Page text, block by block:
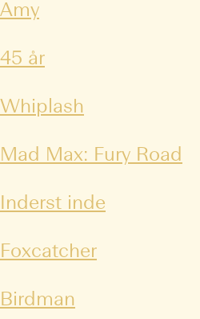
Amy
45 år
Whiplash
Mad Max: Fury Road
Inderst inde
Foxcatcher
Birdman